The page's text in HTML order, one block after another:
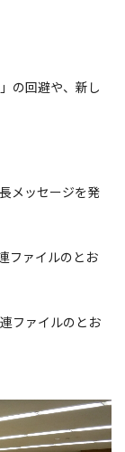
の回避や、新し
メッセージを発
ァイルのとお
ファイルのとお